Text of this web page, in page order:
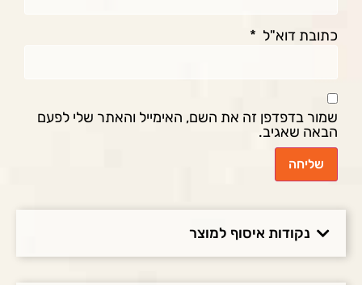
כתובת דוא"ל *
שמור בדפדפן זה את השם, האימייל והאתר שלי לפעם
הבאה שאגיב.
נקודות איסוף למוצר